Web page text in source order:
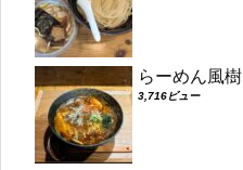
らーめん風樹
3,716ビュー